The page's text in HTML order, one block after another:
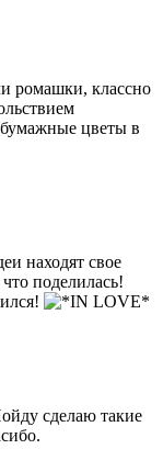
ромашки, классно
цветы в
находят свое
поделилась!
сделаю такие